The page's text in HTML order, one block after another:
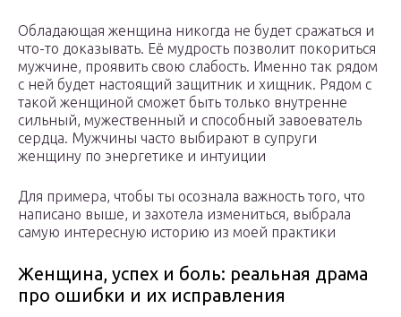
Обладающая женщина никогда не будет сражаться и
что-то доказывать. Её мудрость позволит покориться
мужчине, проявить свою слабость. Именно так рядом
с ней будет настоящий защитник и хищник. Рядом с
такой женщиной сможет быть только внутренне
сильный, мужественный и способный завоеватель
сердца. Мужчины часто выбирают в супруги
женщину по энергетике и интуиции
Для примера, чтобы ты осознала важность того, что
написано выше, и захотела измениться, выбрала
самую интересную историю из моей практики
Женщина, успех и боль: реальная драма
про ошибки и их исправления